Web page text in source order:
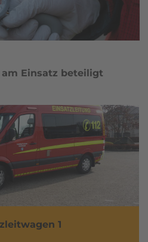
am Einsatz beteiligt
1